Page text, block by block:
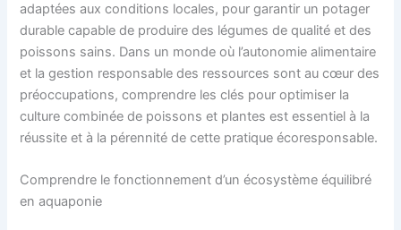
adaptées aux conditions locales, pour garantir un potager
durable capable de produire des légumes de qualité et des
poissons sains. Dans un monde où l’autonomie alimentaire
et la gestion responsable des ressources sont au cœur des
préoccupations, comprendre les clés pour optimiser la
culture combinée de poissons et plantes est essentiel à la
réussite et à la pérennité de cette pratique écoresponsable.
Comprendre le fonctionnement d’un écosystème équilibré
en aquaponie